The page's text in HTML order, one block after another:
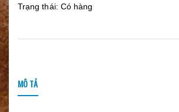
Trạng thái: Có hàng
MÔ TẢ